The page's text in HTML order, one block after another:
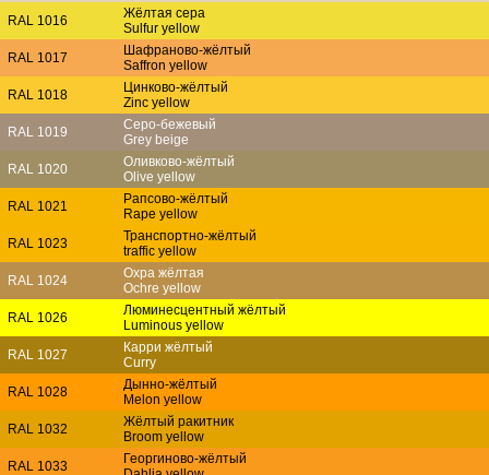
RAL 1016
Жёлтая сера
Sulfur yellow
RAL 1017
Шафраново-жёлтый
Saffron yellow
RAL 1018
Цинково-жёлтый
Zinc yellow
RAL 1019
Серо-бежевый
Grey beige
RAL 1020
Оливково-жёлтый
Olive yellow
RAL 1021
Рапсово-жёлтый
Rape yellow
RAL 1023
Транспортно-жёлтый
traffic yellow
RAL 1024
Охра жёлтая
Ochre yellow
RAL 1026
Люминесцентный жёлтый
Luminous yellow
RAL 1027
Карри жёлтый
Curry
RAL 1028
Дынно-жёлтый
Melon yellow
RAL 1032
Жёлтый ракитник
Broom yellow
RAL 1033
Георгиново-жёлтый